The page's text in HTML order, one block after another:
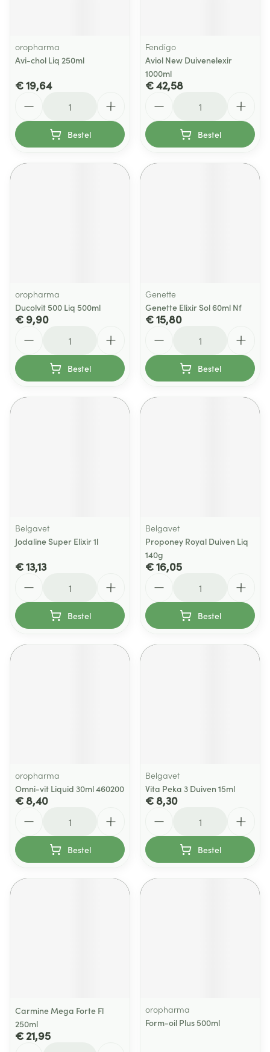
oropharma
Avi-chol Liq 250ml
€ 19,64
Bestel
Fendigo
Aviol New Duivenelexir
1000ml
€ 42,58
Bestel
oropharma
Ducolvit 500 Liq 500ml
€ 9,90
Bestel
Genette
Genette Elixir Sol 60ml Nf
€ 15,80
Bestel
Belgavet
Jodaline Super Elixir 1l
€ 13,13
Bestel
Belgavet
Proponey Royal Duiven Liq
140g
€ 16,05
Bestel
oropharma
Omni-vit Liquid 30ml 460200
€ 8,40
Bestel
Belgavet
Vita Peka 3 Duiven 15ml
€ 8,30
Bestel
Carmine Mega Forte Fl
250ml
€ 21,95
oropharma
Form-oil Plus 500ml